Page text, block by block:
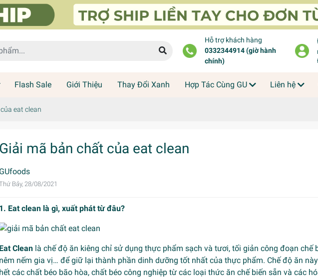
Hỗ trợ khách hàng
0332344914 (giờ hành
chính)
Flash Sale Giới Thiệu Thay Đổi Xanh Hợp Tác Cùng GU Liên hệ
eat clean
Giải mã bản chất của eat clean
GUfoods
Bảy, 28/08/2021
1. Eat clean là gì, xuất phát từ đâu?
Eat Clean là chế độ ăn kiêng chỉ sử dụng thực phẩm sạch và tươi, tối giản công đoạn chế
nêm nếm gia vị… để giữ lại thành phần dinh dưỡng tốt nhất của thực phẩm. Chế độ ăn
hết các chất béo bão hòa, chất béo công nghiệp từ các loại thức ăn chế biến sẵn và các